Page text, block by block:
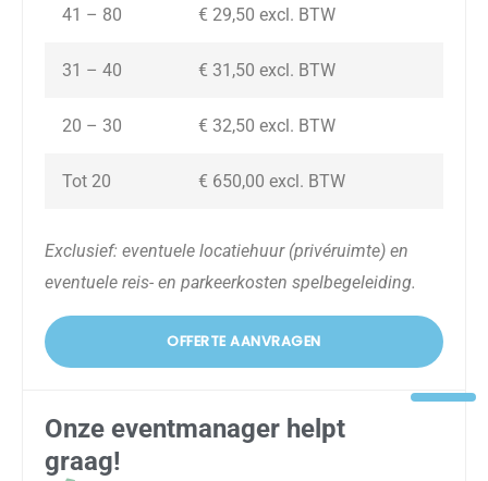
41 – 80 € 29,50 excl. BTW
31 – 40 € 31,50 excl. BTW
20 – 30 € 32,50 excl. BTW
Tot 20 € 650,00 excl. BTW
Exclusief: eventuele locatiehuur (privéruimte) en
eventuele reis- en parkeerkosten spelbegeleiding.
OFFERTE AANVRAGEN
Onze eventmanager helpt
graag!